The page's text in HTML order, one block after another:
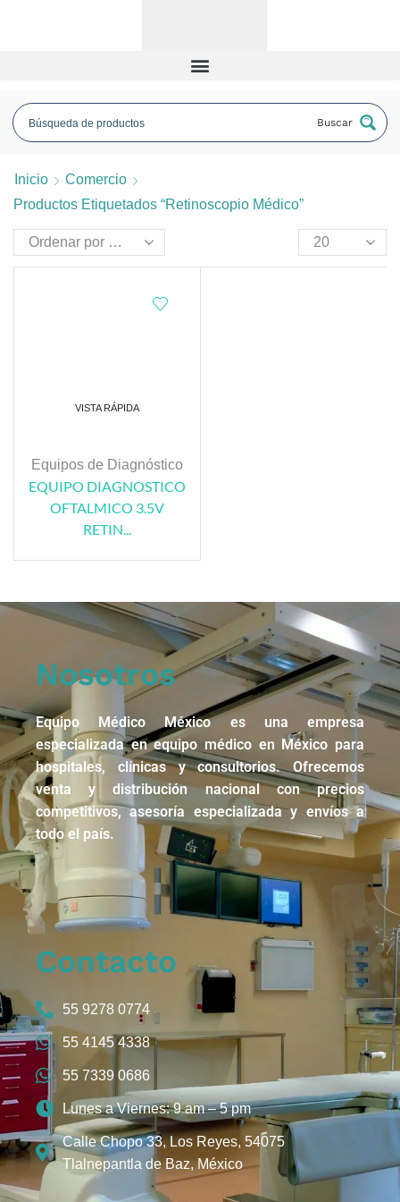
Buscar
Inicio
Comercio
Productos Etiquetados “retinoscopio Médico”
VISTA RÁPIDA
Equipos de Diagnóstico
EQUIPO DIAGNOSTICO
OFTALMICO 3.5V
RETIN...
Nosotros
Equipo Médico México es una empresa
especializada en equipo médico en México para
hospitales, clínicas y consultorios. Ofrecemos
venta y distribución nacional con precios
competitivos, asesoría especializada y envíos a
todo el país.
Contacto
55 9278 0774
55 4145 4338
55 7339 0686
Lunes a Viernes: 9 am – 5 pm
Calle Chopo 33, Los Reyes, 54075
Tlalnepantla de Baz, México